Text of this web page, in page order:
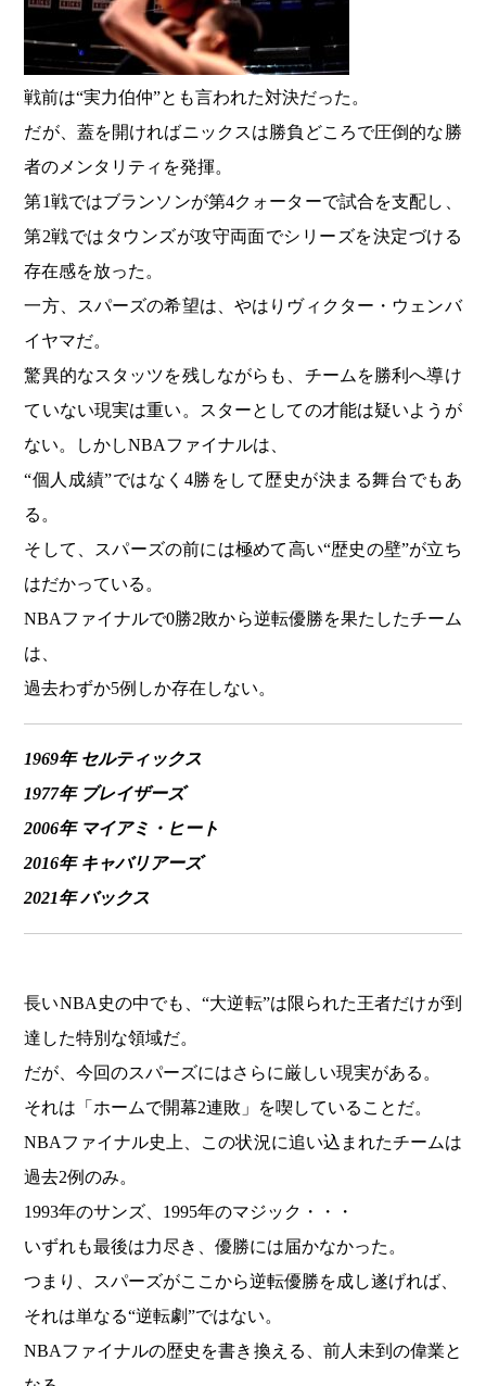
戦前は“実力伯仲”とも言われた対決だった。
だが、蓋を開ければニックスは勝負どころで圧倒的な勝
者のメンタリティを発揮。
第1戦ではブランソンが第4クォーターで試合を支配し、
第2戦ではタウンズが攻守両面でシリーズを決定づける
存在感を放った。
一方、スパーズの希望は、やはりヴィクター・ウェンバ
イヤマだ。
驚異的なスタッツを残しながらも、チームを勝利へ導け
ていない現実は重い。スターとしての才能は疑いようが
ない。しかしNBAファイナルは、
“個人成績”ではなく4勝をして歴史が決まる舞台でもあ
る。
そして、スパーズの前には極めて高い“歴史の壁”が立ち
はだかっている。
NBAファイナルで0勝2敗から逆転優勝を果たしたチーム
は、
過去わずか5例しか存在しない。
1969年 セルティックス
1977年 ブレイザーズ
2006年 マイアミ・ヒート
2016年 キャバリアーズ
2021年 バックス
長いNBA史の中でも、“大逆転”は限られた王者だけが到
達した特別な領域だ。
だが、今回のスパーズにはさらに厳しい現実がある。
それは「ホームで開幕2連敗」を喫していることだ。
NBAファイナル史上、この状況に追い込まれたチームは
過去2例のみ。
1993年のサンズ、1995年のマジック・・・
いずれも最後は力尽き、優勝には届かなかった。
つまり、スパーズがここから逆転優勝を成し遂げれば、
それは単なる“逆転劇”ではない。
NBAファイナルの歴史を書き換える、前人未到の偉業と